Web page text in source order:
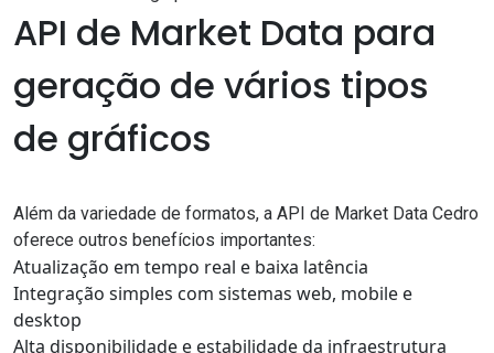
API de Market Data para
geração de vários tipos
de gráficos
Além da variedade de formatos, a API de Market Data Cedro
oferece outros benefícios importantes:
Atualização em tempo real e baixa latência
Integração simples com sistemas web, mobile e
desktop
Alta disponibilidade e estabilidade da infraestrutura